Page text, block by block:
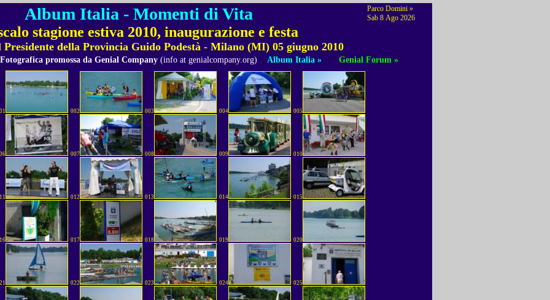
Album Italia - Momenti di Vita
Parco Domini »
Sab 8 Ago 2026
stagione estiva 2010, inaugurazione e festa
della Provincia Guido Podestà - Milano (MI) 05 giugno 2010
Fotografica promossa da Genial Company(info at genialcompany.org) Album Italia » Genial Forum »
002 003 004 005
007 008 009 010
012 013 014 015
017 018 019 020
022 023 024 025